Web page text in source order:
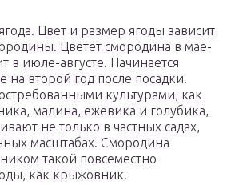
Цвет и размер ягоды зависит
Цветет смородина в мае-
в июле-августе. Начинается
второй год после посадки.
культурами, как
малина, ежевика и голубика,
не только в частных садах,
масштабах. Смородина
такой повсеместно
как крыжовник.